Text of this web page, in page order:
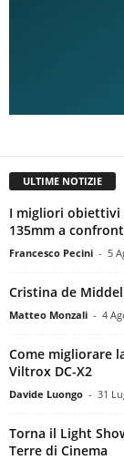
ULTIME NOTIZIE
I migliori obiettivi
135mm a
Francesco Pecini - 5
Cristina de
Matteo Monzali - 4
Come migliorare
Viltrox DC-X2
Davide Luongo - 31
Torna il Light
Terre di Cinema